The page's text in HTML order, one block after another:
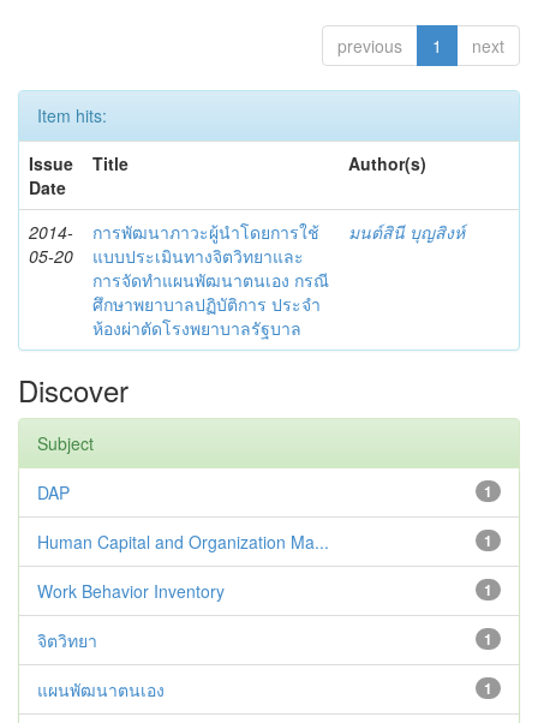
previous 1 next
Item hits:
Issue
Date
Title Author(s)
2014-
05-20
การพัฒนาภาวะผู้นำโดยการใช้
แบบประเมินทางจิตวิทยาและ
การจัดทำแผนพัฒนาตนเอง กรณี
ศึกษาพยาบาลปฏิบัติการ ประจำ
ห้องผ่าตัดโรงพยาบาลรัฐบาล
มนต์สินี บุญสิงห์
Discover
Subject
1
DAP
1
Human Capital and Organization Ma...
1
Work Behavior Inventory
1
จิตวิทยา
1
แผนพัฒนาตนเอง